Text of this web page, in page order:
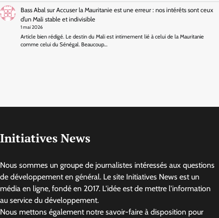
Bass Abal sur Accuser la Mauritanie est une erreur : nos intérêts sont ceux
d’un Mali stable et indivisible
1 mai 2026
Article bien rédigé. Le destin du Mali est intimement lié à celui de la Mauritanie
comme celui du Sénégal. Beaucoup…
Initiatives News
Nous sommes un groupe de journalistes intéressés aux questions
de développement en général. Le site Initiatives News est un
média en ligne, fondé en 2017. L'idée est de mettre l'information
au service du développement.
Nous mettons également notre savoir-faire à disposition pour